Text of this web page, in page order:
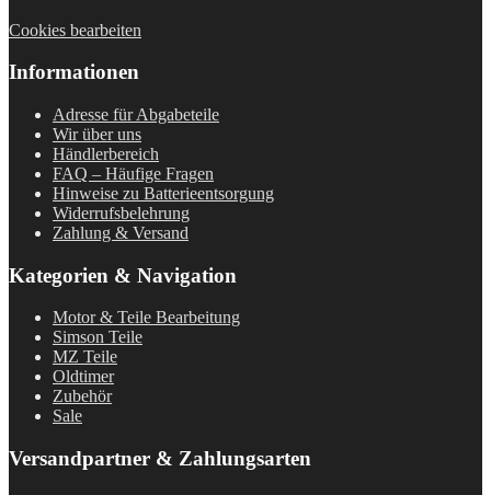
Cookies bearbeiten
Informationen
Adresse für Abgabeteile
Wir über uns
Händlerbereich
FAQ – Häufige Fragen
Hinweise zu Batterieentsorgung
Widerrufsbelehrung
Zahlung & Versand
Kategorien & Navigation
Motor & Teile Bearbeitung
Simson Teile
MZ Teile
Oldtimer
Zubehör
Sale
Versandpartner & Zahlungsarten